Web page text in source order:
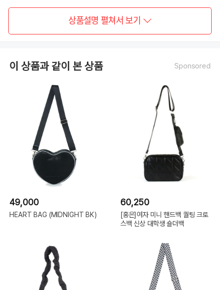
상품설명 펼쳐서 보기
이 상품과 같이 본 상품 Sponsored
49,000
HEART BAG (MIDNIGHT BK)
60,250
[홍은]여자 미니 핸드백 퀄팅 크로
스백 신상 대학생 숄더백